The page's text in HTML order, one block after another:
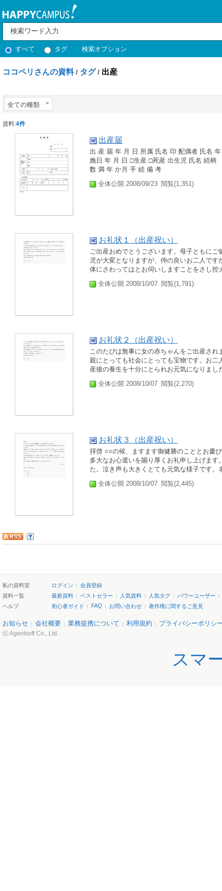
すべて タグ 検索オプション
ココペリさんの資料 / タグ / 出産
全ての種類
資料:4件
出産届
出 産 届 年 月 日 所属 氏名 印 配偶者 氏名
娩日 年 月 日 □生産 □死産 出生児 氏名 続柄
数 満 年 か月 手 続 備 考
全体公開 2008/09/23 閲覧(1,351)
お礼状１（出産祝い）
ご出産おめでとうございます。母子ともに
児が大変となりますが、仲の良いお二人で
体にさわってはとお伺いしますことをさし
全体公開 2008/10/07 閲覧(1,791)
お礼状２（出産祝い）
このたびは無事に女の赤ちゃんをご出産さ
親にとっても社会にとっても宝物です。お
産後の養生を十分にとられお元気になりま
全体公開 2008/10/07 閲覧(2,270)
お礼状３（出産祝い）
拝啓 ○○の候、ますます御健勝のこととお慶
多大なお心遣いを賜り厚くお礼申し上げま
た。泣き声も大きくとても元気な様子です
全体公開 2008/10/07 閲覧(2,445)
私の資料室 ログイン
会員登録
資料一覧
最新資料 ベストセラー 人気資料 人気タグ
パワーユーザー
ヘルプ
初心者ガイド FAQ お問い合わせ 著作権に関するご意見
お知らせ 会社概要 業務提携について 利用規約 プライバシーポリシ
ⓒ Agentsoft Co., Ltd.
スマ